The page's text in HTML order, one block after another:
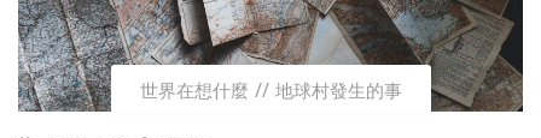
世界在想什麼 地球村發生的事